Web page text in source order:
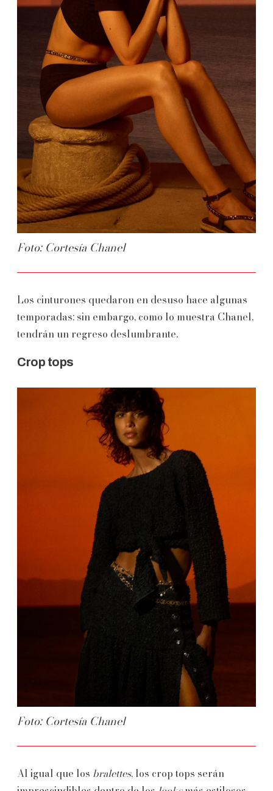
Foto: Cortesía Chanel
Los cinturones quedaron en desuso hace algunas
temporadas; sin embargo, como lo muestra Chanel,
tendrán un regreso deslumbrante.
Crop tops
Foto: Cortesía Chanel
Al igual que los bralettes, los crop tops serán